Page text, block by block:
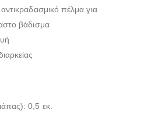
πέλμα για
βάδισμα
0,5 εκ.